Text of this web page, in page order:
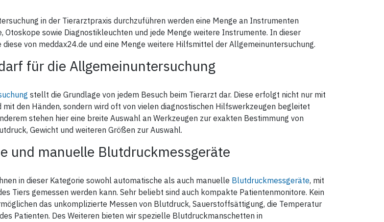
in der Tierarztpraxis durchzuführen werden eine Menge an Instrumenten
Otoskope sowie Diagnostikleuchten und jede Menge weitere Instrumente. In dieser
diese von meddax24.de und eine Menge weitere Hilfsmittel der Allgemeinuntersuchung.
für die Allgemeinuntersuchung
stellt die Grundlage von jedem Besuch beim Tierarzt dar. Diese erfolgt nicht nur mit
den Händen, sondern wird oft von vielen diagnostischen Hilfswerkzeugen begleitet
stehen hier eine breite Auswahl an Werkzeugen zur exakten Bestimmung von
Gewicht und weiteren Größen zur Auswahl.
und manuelle Blutdruckmessgeräte
in dieser Kategorie sowohl automatische als auch manuelle Blutdruckmessgeräte, mit
Tiers gemessen werden kann. Sehr beliebt sind auch kompakte Patientenmonitore. Kein
das unkomplizierte Messen von Blutdruck, Sauerstoffsättigung, die Temperatur
Patienten. Des Weiteren bieten wir spezielle Blutdruckmanschetten in